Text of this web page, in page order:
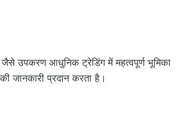
जैसे उपकरण आधुनिक ट्रेडिंग में महत्वपूर्ण भूमिका
जानकारी प्रदान करता है।